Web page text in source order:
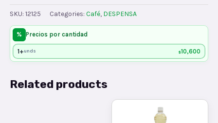
SOBRE
quantity
SKU: 12125 Categories: Café, DESPENSA
% Precios por cantidad
1+unds $10,600
Related products